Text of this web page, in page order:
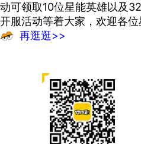
动可领取10位星能英雄以及
开服活动等着大家，欢迎各
再逛逛>>